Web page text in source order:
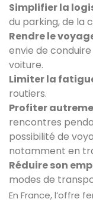
Simplifier la
du parking, de la
Rendre le
envie de conduire
voiture.
Limiter la
routiers.
Profiter
rencontres
possibilité de
notamment en
Réduire son
modes de
En France, l’offre